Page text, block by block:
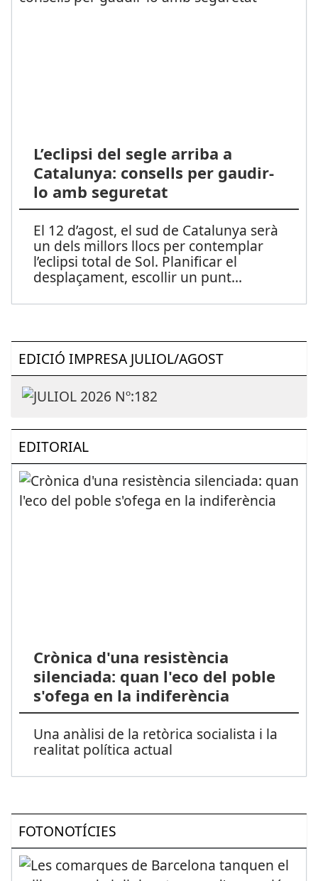
L’eclipsi del segle arriba a
Catalunya: consells per gaudir-
lo amb seguretat
El 12 d’agost, el sud de Catalunya serà
un dels millors llocs per contemplar
l’eclipsi total de Sol. Planificar el
desplaçament, escollir un punt...
EDICIÓ IMPRESA JULIOL/AGOST
EDITORIAL
Crònica d'una resistència
silenciada: quan l'eco del poble
s'ofega en la indiferència
Una anàlisi de la retòrica socialista i la
realitat política actual
FOTONOTÍCIES